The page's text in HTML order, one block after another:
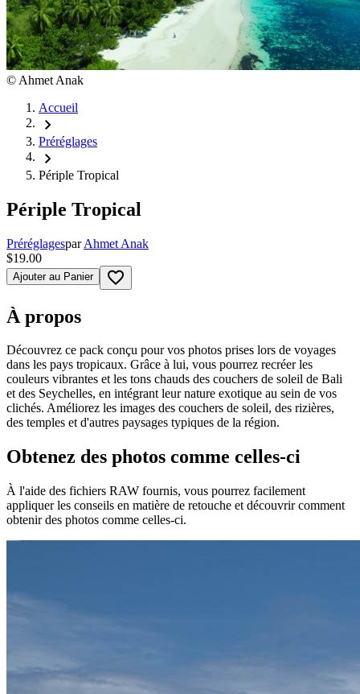
© Ahmet Anak
Accueil
chevron_right
Préréglages
chevron_right
Périple Tropical
Périple Tropical
Préréglagespar Ahmet Anak
$19.00
Ajouter au Panier favorite_border
À propos
Découvrez ce pack conçu pour vos photos prises lors de voyages
dans les pays tropicaux. Grâce à lui, vous pourrez recréer les
couleurs vibrantes et les tons chauds des couchers de soleil de Bali
et des Seychelles, en intégrant leur nature exotique au sein de vos
clichés. Améliorez les images des couchers de soleil, des rizières,
des temples et d'autres paysages typiques de la région.
Obtenez des photos comme celles-ci
À l'aide des fichiers RAW fournis, vous pourrez facilement
appliquer les conseils en matière de retouche et découvrir comment
obtenir des photos comme celles-ci.